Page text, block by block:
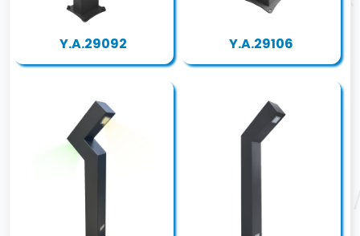
Y.A.29092 Y.A.29106